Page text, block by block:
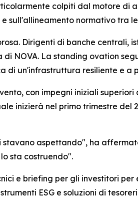
colpiti dal motore di
sull'allineamento normativo tra
Dirigenti di banche centrali,
NOVA. La standing ovation
di un'infrastruttura resiliente e a
con impegni iniziali
inizierà nel primo trimestre del
aspettando", ha
sta costruendo".
e briefing per gli investitori
ESG e soluzioni di